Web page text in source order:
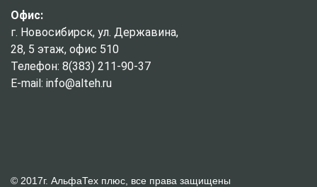
Офис:
г. Новосибирск, ул. Державина,
28, 5 этаж, офис 510
Телефон: 8(383) 211-90-37
E-mail: info@alteh.ru
© 2017г. АльфаТех плюс, все права защищены